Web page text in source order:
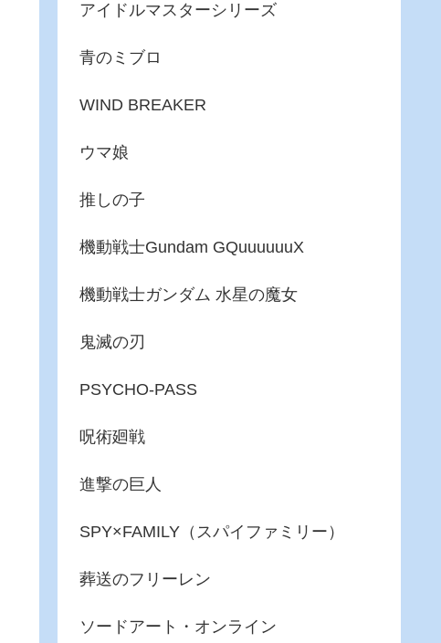
アイドルマスターシリーズ
青のミブロ
WIND BREAKER
ウマ娘
推しの子
機動戦士Gundam GQuuuuuuX
機動戦士ガンダム 水星の魔女
鬼滅の刃
PSYCHO-PASS
呪術廻戦
進撃の巨人
SPY×FAMILY（スパイファミリー）
葬送のフリーレン
ソードアート・オンライン